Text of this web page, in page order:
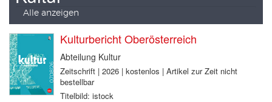
Alle anzeigen
Kulturbericht Oberösterreich
Abteilung Kultur
Zeitschrift | 2026 | kostenlos | Artikel zur Zeit nicht
bestellbar
Titelbild: istock